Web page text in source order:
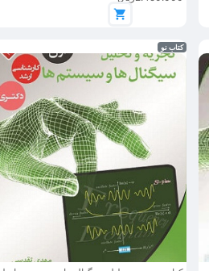
کتاب نو